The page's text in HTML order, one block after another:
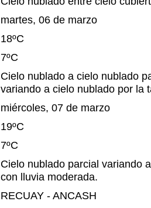
martes, 06 de marzo
18ºC
7ºC
Cielo nublado a cielo nublado
variando a cielo nublado por la
miércoles, 07 de marzo
19ºC
7ºC
Cielo nublado parcial variando
con lluvia moderada.
RECUAY - ANCASH